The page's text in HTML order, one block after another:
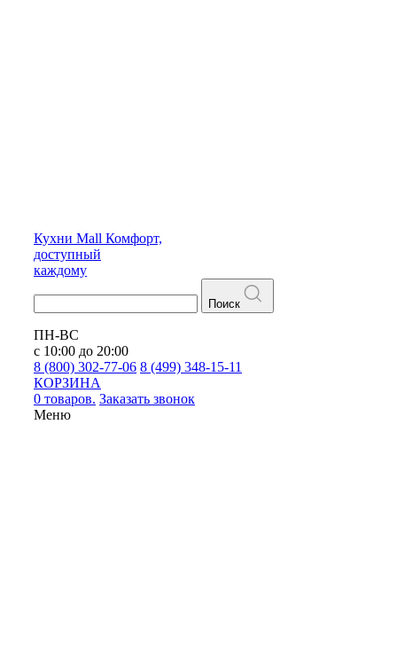
Кухни Mall Комфорт,
доступный
каждому
Поиск
ПН-ВС
с 10:00 до 20:00
8 (800) 302-77-06 8 (499) 348-15-11
КОРЗИНА
0 товаров. Заказать звонок
Меню